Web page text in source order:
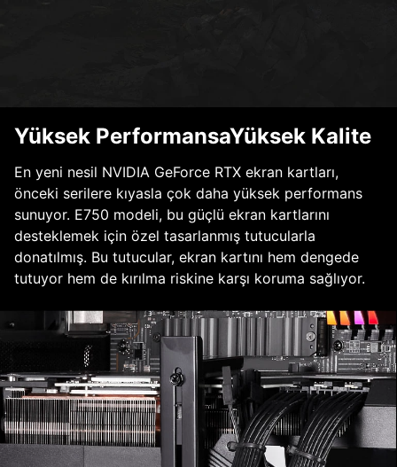
Yüksek PerformansaYüksek Kalite
En yeni nesil NVIDIA GeForce RTX ekran kartları,
önceki serilere kıyasla çok daha yüksek performans
sunuyor. E750 modeli, bu güçlü ekran kartlarını
desteklemek için özel tasarlanmış tutucularla
donatılmış. Bu tutucular, ekran kartını hem dengede
tutuyor hem de kırılma riskine karşı koruma sağlıyor.